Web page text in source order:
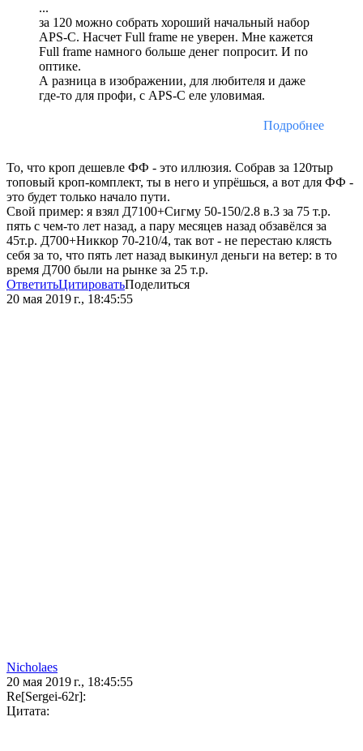
...
за 120 можно собрать хороший начальный набор
APS-C. Насчет Full frame не уверен. Мне кажется
Full frame намного больше денег попросит. И по
оптике.
А разница в изображении, для любителя и даже
где-то для профи, с APS-C еле уловимая.
Подробнее
То, что кроп дешевле ФФ - это иллюзия. Собрав за 120тыр
топовый кроп-комплект, ты в него и упрёшься, а вот для ФФ -
это будет только начало пути.
Свой пример: я взял Д7100+Сигму 50-150/2.8 в.3 за 75 т.р.
пять с чем-то лет назад, а пару месяцев назад обзавёлся за
45т.р. Д700+Никкор 70-210/4, так вот - не перестаю клясть
себя за то, что пять лет назад выкинул деньги на ветер: в то
время Д700 были на рынке за 25 т.р.
ОтветитьЦитироватьПоделиться
20 мая 2019 г., 18:45:55
Nicholaes
20 мая 2019 г., 18:45:55
Re[Sergei-62r]:
Цитата: